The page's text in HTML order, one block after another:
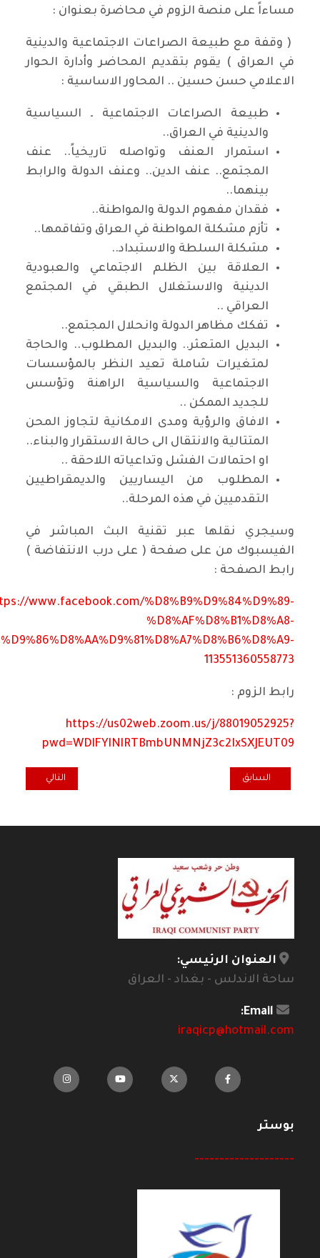
مساءاً على منصة الزوم في محاضرة بعنوان :
( وقفة مع طبيعة الصراعات الاجتماعية والدينية
في العراق ) يقوم بتقديم المحاضر وأدارة الحوار
الاعلامي حسن حسين .. المحاور الاساسية :
طبيعة الصراعات الاجتماعية ـ السياسية
والدينية في العراق..
استمرار العنف وتواصله تاريخياً.. عنف
المجتمع.. عنف الدين.. وعنف الدولة والرابط
بينهما..
فقدان مفهوم الدولة والمواطنة..
تأزم مشكلة المواطنة في العراق وتفاقمها..
مشكلة السلطة والاستبداد..
العلاقة بين الظلم الاجتماعي والعبودية
الدينية والاستغلال الطبقي في المجتمع
العراقي ..
تفكك مظاهر الدولة وانحلال المجتمع..
البديل المتعثر.. والبديل المطلوب.. والحاجة
لمتغيرات شاملة تعيد النظر بالمؤسسات
الاجتماعية والسياسية الراهنة وتؤسس
للجديد الممكن ..
الافاق والرؤية ومدى الامكانية لتجاوز المحن
المتتالية والانتقال الى حالة الاستقرار والبناء..
او احتمالات الفشل وتداعياته اللاحقة ..
المطلوب من اليساريين والديمقراطيين
التقدميين في هذه المرحلة..
وسيجري نقلها عبر تقنية البث المباشر في
الفيسبوك من على صفحة ( على درب الانتفاضة )
رابط الصفحة :
www.facebook.com/%D8%B9%D9%84%D9%89-
%D8%AF%D8%B1%D8%A8-
113551360558773
رابط الزوم :
https://us02web.zoom.us/j/88019052925?
pwd=WDlFYlNlRTBmbUNMNjZ3c2IxSXJEUT09
المقال السابق: منظمة الحزب في إيطاليا تنعى الفنان حامد منصور فرج
السابق المقال التالي:
التالي
العنوان الرئيسي:
ساحة الاندلس - بغداد - العراق
Email:
iraqicp@hotmail.com
بوستر
--------------------